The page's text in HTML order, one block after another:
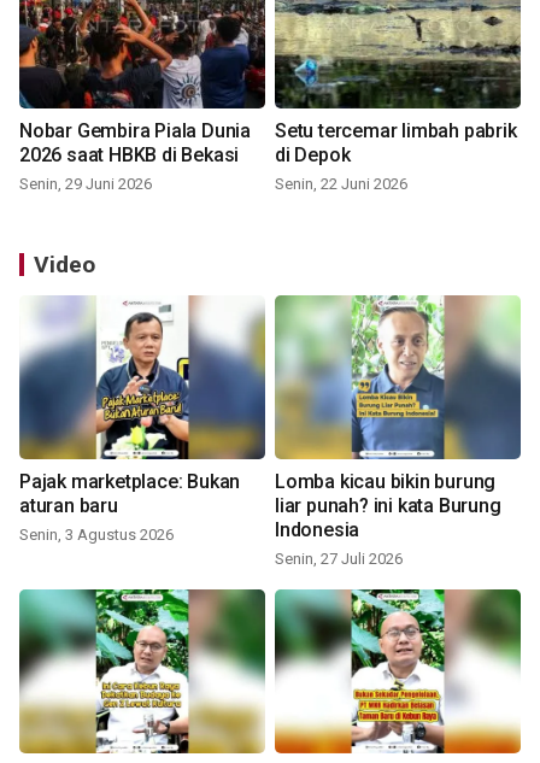
Nobar Gembira Piala Dunia
2026 saat HBKB di Bekasi
Senin, 29 Juni 2026
Setu tercemar limbah pabrik
di Depok
Senin, 22 Juni 2026
Video
Pajak marketplace: Bukan
aturan baru
Senin, 3 Agustus 2026
Lomba kicau bikin burung
liar punah? ini kata Burung
Indonesia
Senin, 27 Juli 2026